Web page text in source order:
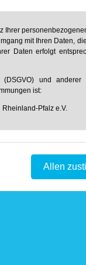
Ralf
mit
zu
zu
Ihrer
mit Ihren Daten,
Daten erfolgt
(DSGVO) und anderer
ist:
Pfalz e.V.
Webserver
Allen